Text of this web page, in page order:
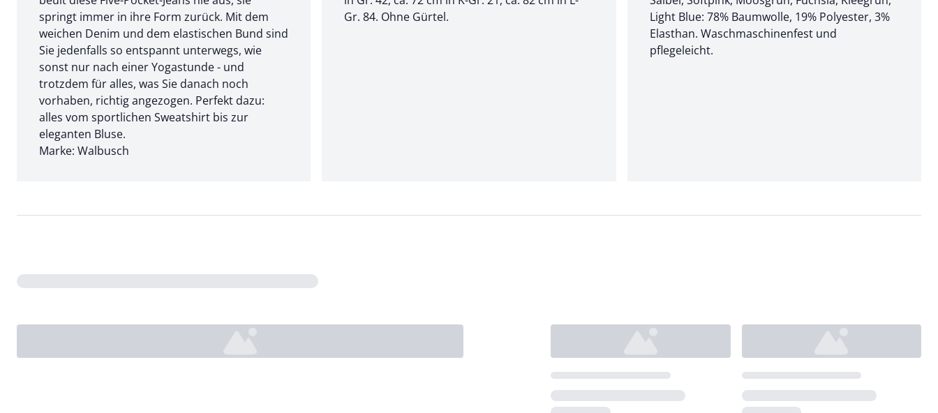
springt immer in ihre Form zurück. Mit dem
weichen Denim und dem elastischen Bund sind
Sie jedenfalls so entspannt unterwegs, wie
sonst nur nach einer Yogastunde - und
trotzdem für alles, was Sie danach noch
vorhaben, richtig angezogen. Perfekt dazu:
alles vom sportlichen Sweatshirt bis zur
eleganten Bluse.
Marke: Walbusch
Gr. 84. Ohne Gürtel.
Light Blue: 78% Baumwolle, 19% Polyester, 3%
Elasthan. Waschmaschinenfest und
pflegeleicht.